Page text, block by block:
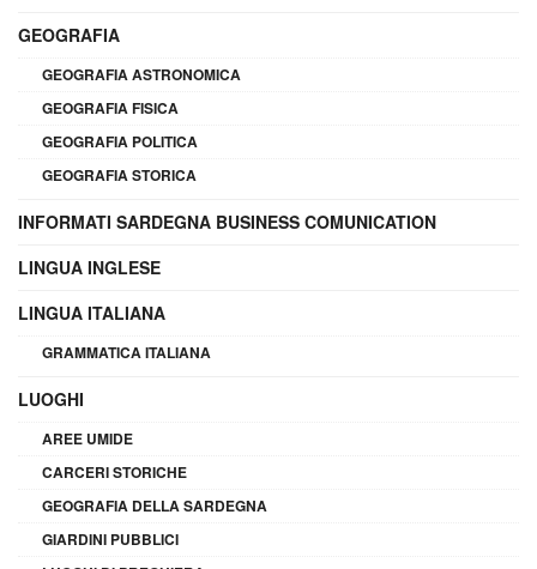
GEOGRAFIA
GEOGRAFIA ASTRONOMICA
GEOGRAFIA FISICA
GEOGRAFIA POLITICA
GEOGRAFIA STORICA
INFORMATI SARDEGNA BUSINESS COMUNICATION
LINGUA INGLESE
LINGUA ITALIANA
GRAMMATICA ITALIANA
LUOGHI
AREE UMIDE
CARCERI STORICHE
GEOGRAFIA DELLA SARDEGNA
GIARDINI PUBBLICI